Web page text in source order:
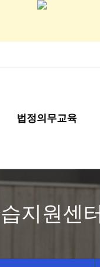
법정의무교육
지원센터